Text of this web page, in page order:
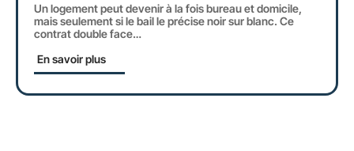
Un logement peut devenir à la fois bureau et domicile,
mais seulement si le bail le précise noir sur blanc. Ce
contrat double face…
En savoir plus